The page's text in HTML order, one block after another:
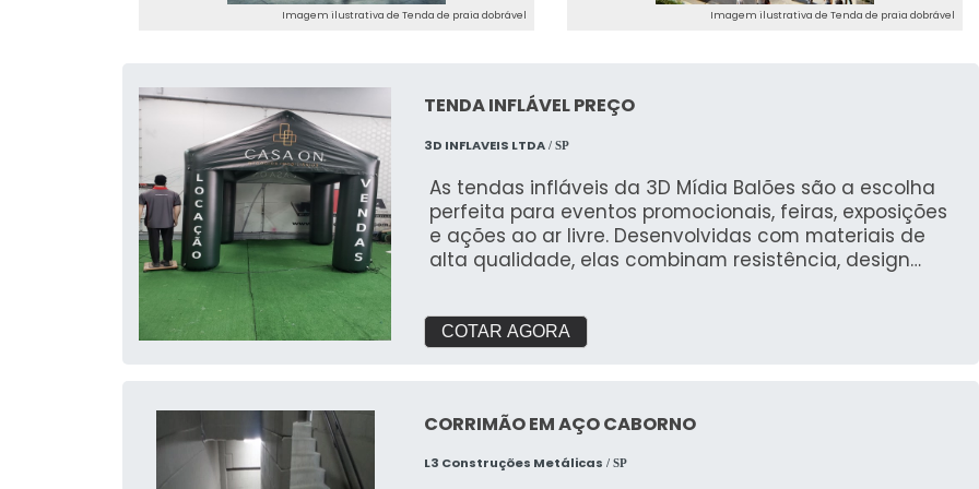
Imagem ilustrativa de Tenda de praia dobrável Imagem ilustrativa de Tenda de praia dobrável
TENDA INFLÁVEL PREÇO
3D INFLAVEIS LTDA / SP
As tendas infláveis da 3D Mídia Balões são a escolha
perfeita para eventos promocionais, feiras, exposições
e ações ao ar livre. Desenvolvidas com materiais de
alta qualidade, elas combinam resistência, design
para ser fácil de montar e desmontar, além de
oferecer ampla visibilidade com cores vibrantes e
criam um ponto de referência visual que atrai o público
e fortalece sua presença em qualquer evento. Por que
escolher as tendas infláveis da 3D Mídia Balões?
COTAR AGORA
CORRIMÃO EM AÇO CABORNO
L3 Construções Metálicas / SP